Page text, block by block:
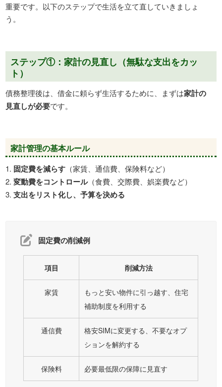
重要です。以下のステップで生活を立て直していきましょ
う。
ステップ①：家計の見直し（無駄な支出をカッ
ト）
債務整理後は、借金に頼らず生活するために、まずは家計の
見直しが必要です。
家計管理の基本ルール
固定費を減らす （家賃、通信費、保険料など）
変動費をコントロール（食費、交際費、娯楽費など）
支出をリスト化し、予算を決める
固定費の削減例
項目 削減方法
家賃
もっと安い物件に引っ越す、住宅
補助制度を利用する
通信費
格安SIMに変更する、不要なオプ
ションを解約する
保険料 必要最低限の保障に見直す